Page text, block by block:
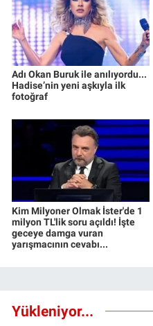
Adı Okan Buruk ile anılıyordu...
Hadise’nin yeni aşkıyla ilk
fotoğraf
Kim Milyoner Olmak İster'de 1
milyon TL'lik soru açıldı! İşte
geceye damga vuran
yarışmacının cevabı...
Yükleniyor...